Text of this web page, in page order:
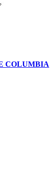
COLUMBIA